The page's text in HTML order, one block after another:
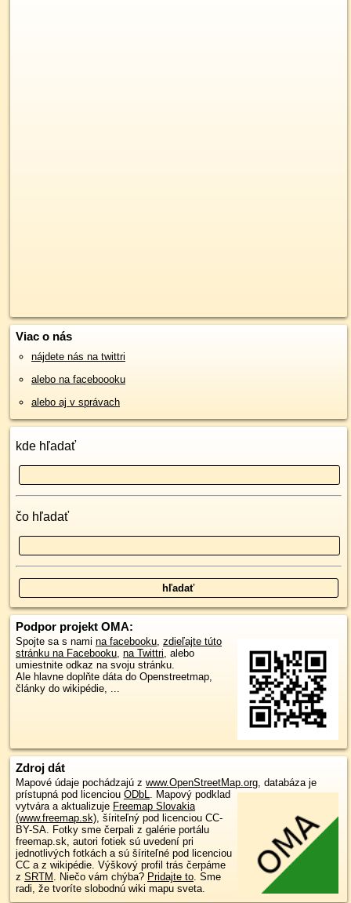
Viac o nás
nájdete nás na twittri
alebo na faceboooku
alebo aj v správach
kde hľadať
čo hľadať
Podpor projekt OMA:
Spojte sa s nami na facebooku, zdieľajte túto
stránku na Facebooku, na Twittri, alebo
umiestnite odkaz na svoju stránku.
Ale hlavne doplňte dáta do Openstreetmap,
články do wikipédie, ...
Zdroj dát
Mapové údaje pochádzajú z www.OpenStreetMap.org, databáza je
prístupná pod licenciou ODbL. Mapový podklad
vytvára a aktualizuje Freemap Slovakia
(www.freemap.sk), šíriteľný pod licenciou CC-
BY-SA. Fotky sme čerpali z galérie portálu
freemap.sk, autori fotiek sú uvedení pri
jednotlivých fotkách a sú šíriteľné pod licenciou
CC a z wikipédie. Výškový profil trás čerpáme
z SRTM . Niečo vám chýba? Pridajte to. Sme
radi, že tvoríte slobodnú wiki mapu sveta.